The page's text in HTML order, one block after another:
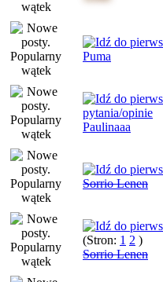
Puma
pytania/opinie
Paulinaaa
Sorrio Lenen
(Stron: 1 2 )
Sorrio Lenen